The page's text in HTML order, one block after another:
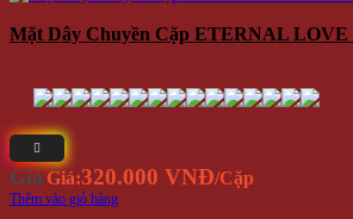
Mặt Dây Chuyền Cặp ETERNAL LOVE
Giá Giá:320.000 VNĐ/Cặp
Thêm vào giỏ hàng